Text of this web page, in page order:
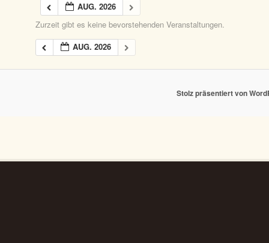
AUG. 2026
Zurzeit gibt es keine bevorstehenden Veranstaltungen.
AUG. 2026
Stolz präsentiert von